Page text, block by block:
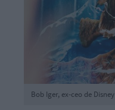
Bob Iger, ex-ceo de Disney